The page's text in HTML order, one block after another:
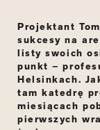
Projektant
sukcesy na
listy swoich
punkt –
Helsinkach.
tam katedrę
miesiącach
pierwszych